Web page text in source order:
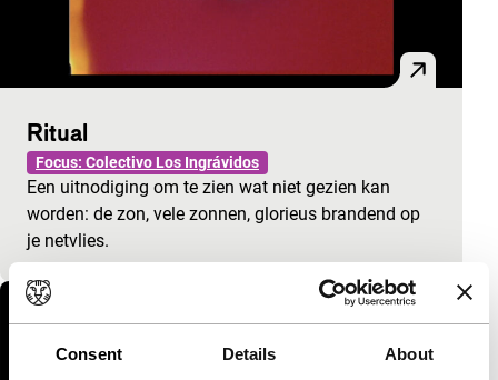
Consent Details About
Ritual
Focus: Colectivo Los Ingrávidos
Een uitnodiging om te zien wat niet gezien kan
worden: de zon, vele zonnen, glorieus brandend op
je netvlies.